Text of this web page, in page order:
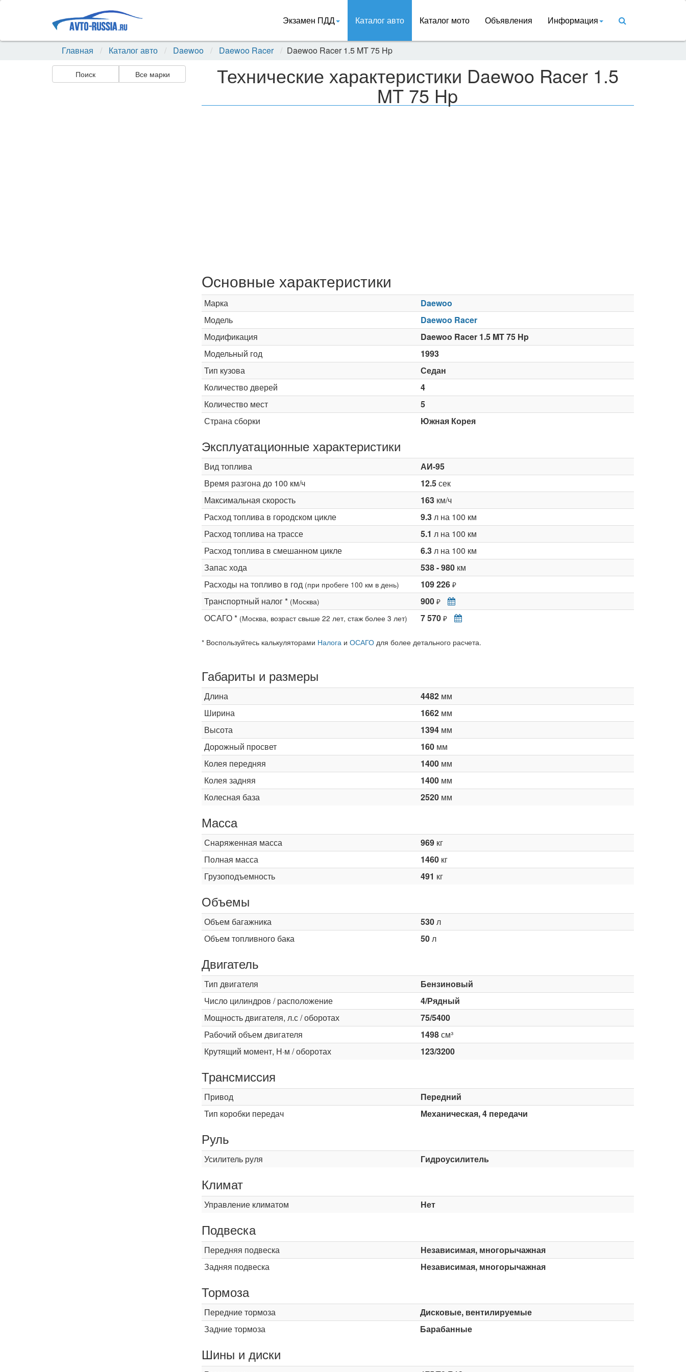
Экзамен ПДД Каталог авто Каталог мото Объявления Информация
Главная Каталог авто Daewoo Daewoo Racer Daewoo Racer 1.5 MT 75 Hp
Поиск Все марки Технические характеристики Daewoo Racer 1.5
MT 75 Hp
Основные характеристики
Марка
Daewoo
Модель
Daewoo Racer
Модификация
Daewoo Racer 1.5 MT 75 Hp
Модельный год
1993
Тип кузова
Седан
Количество дверей
4
Количество мест
5
Страна сборки
Южная Корея
Эксплуатационные характеристики
Вид топлива
АИ-95
Время разгона до 100 км/ч
12.5сек
Максимальная скорость
163км/ч
Расход топлива в городском цикле
9.3л на 100 км
Расход топлива на трассе
5.1 л на 100 км
Расход топлива в смешанном цикле
6.3л на 100 км
Запас хода
538 - 980км
Расходы на топливо в год (при пробеге 100 км в день) 109 226 ₽
Транспортный налог * (Москва) 900 ₽
ОСАГО * (Москва, возраст свыше 22 лет, стаж более 3 лет) 7 570 ₽
* Воспользуйтесь калькуляторами Налогаи ОСАГОдля более детального расчета.
Габариты и размеры
Длина 4482мм
Ширина
1662мм
Высота
1394мм
Дорожный просвет
160мм
Колея передняя
1400мм
Колея задняя
1400мм
Колесная база
2520мм
Масса
Снаряженная масса 969кг
Полная масса
1460кг
Грузоподъемность
491 кг
Объемы
Объем багажника 530л
Объем топливного бака
50л
Двигатель
Тип двигателя
Бензиновый
Число цилиндров / расположение
4/Рядный
Мощность двигателя, л.с / оборотах
75/5400
Рабочий объем двигателя
1498см³
Крутящий момент, Н·м / оборотах
123/3200
Трансмиссия
Привод
Передний
Тип коробки передач
Механическая, 4 передачи
Руль
Усилитель руля Гидроусилитель
Климат
Управление климатом Нет
Подвеска
Передняя подвеска
Независимая, многорычажная
Задняя подвеска
Независимая, многорычажная
Тормоза
Передние тормоза
Дисковые, вентилируемые
Задние тормоза
Барабанные
Шины и диски